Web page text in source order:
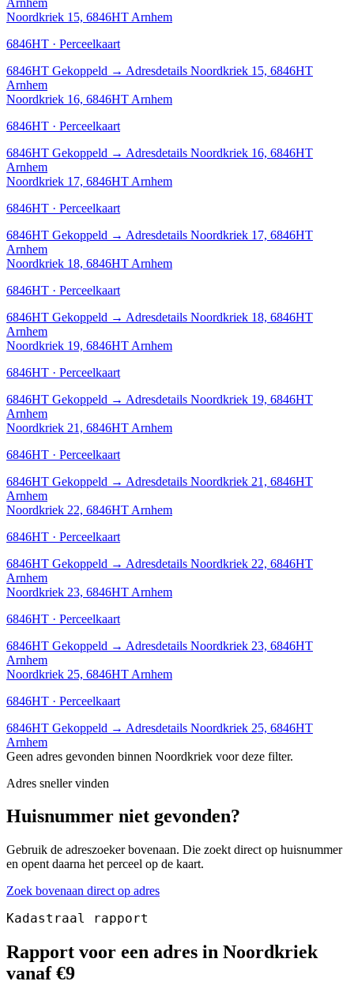
Noordkriek 15, 6846HT Arnhem
6846HT · Perceelkaart
6846HT Gekoppeld → Adresdetails Noordkriek 15, 6846HT
Arnhem
Noordkriek 16, 6846HT Arnhem
6846HT · Perceelkaart
6846HT Gekoppeld → Adresdetails Noordkriek 16, 6846HT
Arnhem
Noordkriek 17, 6846HT Arnhem
6846HT · Perceelkaart
6846HT Gekoppeld → Adresdetails Noordkriek 17, 6846HT
Arnhem
Noordkriek 18, 6846HT Arnhem
6846HT · Perceelkaart
6846HT Gekoppeld → Adresdetails Noordkriek 18, 6846HT
Arnhem
Noordkriek 19, 6846HT Arnhem
6846HT · Perceelkaart
6846HT Gekoppeld → Adresdetails Noordkriek 19, 6846HT
Arnhem
Noordkriek 21, 6846HT Arnhem
6846HT · Perceelkaart
6846HT Gekoppeld → Adresdetails Noordkriek 21, 6846HT
Arnhem
Noordkriek 22, 6846HT Arnhem
6846HT · Perceelkaart
6846HT Gekoppeld → Adresdetails Noordkriek 22, 6846HT
Arnhem
Noordkriek 23, 6846HT Arnhem
6846HT · Perceelkaart
6846HT Gekoppeld → Adresdetails Noordkriek 23, 6846HT
Arnhem
Noordkriek 25, 6846HT Arnhem
6846HT · Perceelkaart
6846HT Gekoppeld → Adresdetails Noordkriek 25, 6846HT
Arnhem
Geen adres gevonden binnen Noordkriek voor deze filter.
Adres sneller vinden
Huisnummer niet gevonden?
Gebruik de adreszoeker bovenaan. Die zoekt direct op huisnummer
en opent daarna het perceel op de kaart.
Zoek bovenaan direct op adres
Kadastraal rapport
Rapport voor een adres in Noordkriek
vanaf €9